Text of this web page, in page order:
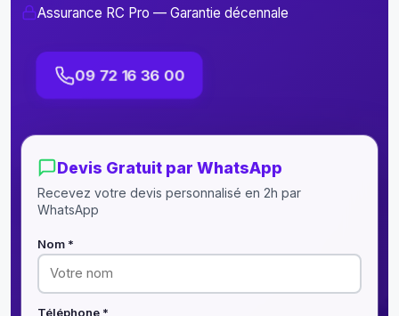
Assurance RC Pro — Garantie décennale
09 72 16 36 00
Devis Gratuit par WhatsApp
Recevez votre devis personnalisé en 2h par
WhatsApp
Nom *
Téléphone *